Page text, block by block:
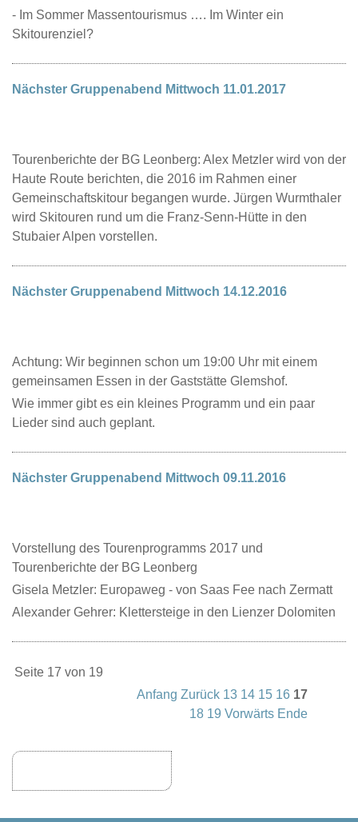
- Im Sommer Massentourismus …. Im Winter ein
Skitourenziel?
Nächster Gruppenabend Mittwoch 11.01.2017
Tourenberichte der BG Leonberg: Alex Metzler wird von der
Haute Route berichten, die 2016 im Rahmen einer
Gemeinschaftskitour begangen wurde. Jürgen Wurmthaler
wird Skitouren rund um die Franz-Senn-Hütte in den
Stubaier Alpen vorstellen.
Nächster Gruppenabend Mittwoch 14.12.2016
Achtung: Wir beginnen schon um 19:00 Uhr mit einem
gemeinsamen Essen in der Gaststätte Glemshof.
Wie immer gibt es ein kleines Programm und ein paar
Lieder sind auch geplant.
Nächster Gruppenabend Mittwoch 09.11.2016
Vorstellung des Tourenprogramms 2017 und
Tourenberichte der BG Leonberg
Gisela Metzler: Europaweg - von Saas Fee nach Zermatt
Alexander Gehrer: Klettersteige in den Lienzer Dolomiten
Seite 17 von 19
Anfang Zurück 13 14 15 16 17
18 19 Vorwärts Ende